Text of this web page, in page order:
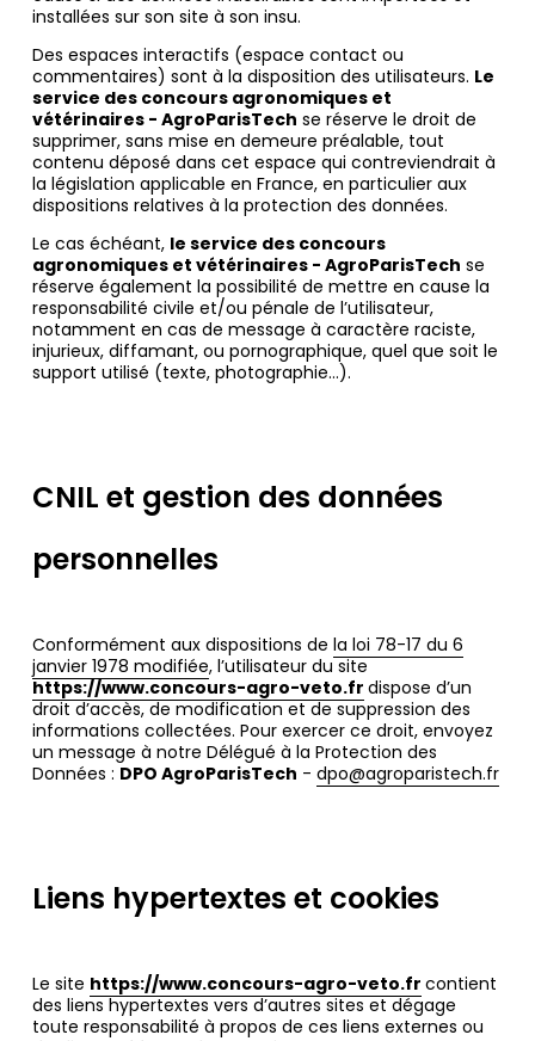
installées sur son site à son insu.
Des espaces interactifs (espace contact ou
commentaires) sont à la disposition des utilisateurs. Le
service des concours agronomiques et
vétérinaires - AgroParisTech se réserve le droit de
supprimer, sans mise en demeure préalable, tout
contenu déposé dans cet espace qui contreviendrait à
la législation applicable en France, en particulier aux
dispositions relatives à la protection des données.
Le cas échéant, le service des concours
agronomiques et vétérinaires - AgroParisTech se
réserve également la possibilité de mettre en cause la
responsabilité civile et/ou pénale de l’utilisateur,
notamment en cas de message à caractère raciste,
injurieux, diffamant, ou pornographique, quel que soit le
support utilisé (texte, photographie…).
CNIL et gestion des données
personnelles
Conformément aux dispositions de la loi 78-17 du 6
janvier 1978 modifiée, l’utilisateur du site
https://www.concours-agro-veto.fr dispose d’un
droit d’accès, de modification et de suppression des
informations collectées. Pour exercer ce droit, envoyez
un message à notre Délégué à la Protection des
Données : DPO AgroParisTech - dpo@agroparistech.fr
Liens hypertextes et cookies
Le site https://www.concours-agro-veto.fr contient
des liens hypertextes vers d’autres sites et dégage
toute responsabilité à propos de ces liens externes ou